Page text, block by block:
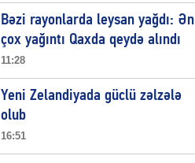
Bəzi rayonlarda leysan yağdı: Ən
çox yağıntı Qaxda qeydə alındı
11:28
Yeni Zelandiyada güclü zəlzələ
olub
16:51